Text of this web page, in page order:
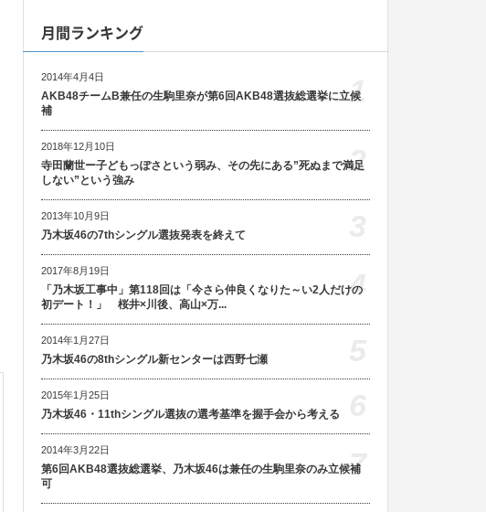
月間ランキング
2014年4月4日
AKB48チームB兼任の生駒里奈が第6回AKB48選抜総選挙に立候
補
1
2018年12月10日
寺田蘭世ー子どもっぽさという弱み、その先にある”死ぬまで満足
しない”という強み
2
2013年10月9日
乃木坂46の7thシングル選抜発表を終えて
2017年8月19日
「乃木坂工事中」第118回は「今さら仲良くなりた～い2人だけの
初デート！」 桜井×川後、高山×万...
4
2014年1月27日
乃木坂46の8thシングル新センターは西野七瀬
2015年1月25日
乃木坂46・11thシングル選抜の選考基準を握手会から考える
2014年3月22日
第6回AKB48選抜総選挙、乃木坂46は兼任の生駒里奈のみ立候補
可
7